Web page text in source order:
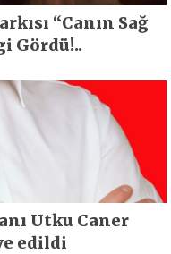
“Canın Sağ
Gördü!..
Utku Caner
edildi